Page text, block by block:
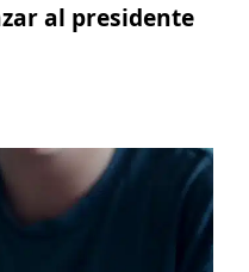
al presidente